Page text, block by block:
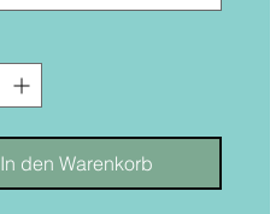
In den Warenkorb